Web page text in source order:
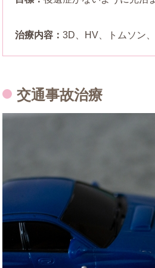
治療内容： 3D、HV、トムソン
交通事故治療